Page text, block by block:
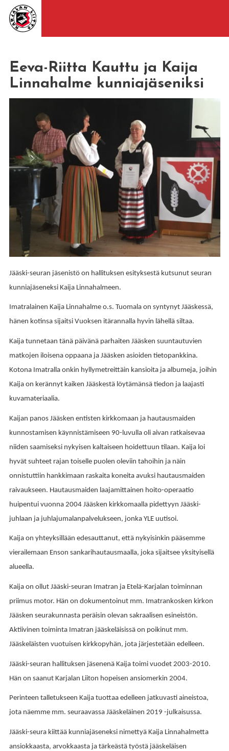
Eeva-Riitta Kauttu ja Kaija
Linnahalme kunniajäseniksi
Jääski-seuran jäsenistö on hallituksen esityksestä kutsunut seuran
kunniajäseneksi Kaija Linnahalmeen.
Imatralainen Kaija Linnahalme o.s. Tuomala on syntynyt Jääskessä,
hänen kotinsa sijaitsi Vuoksen itärannalla hyvin lähellä siltaa.
Kaija tunnetaan tänä päivänä parhaiten Jääsken suuntautuvien
matkojen iloisena oppaana ja Jääsken asioiden tietopankkina.
Kotona Imatralla onkin hyllymetreittäin kansioita ja albumeja, joihin
Kaija on kerännyt kaiken Jääskestä löytämänsä tiedon ja laajasti
kuvamateriaalia.
Kaijan panos Jääsken entisten kirkkomaan ja hautausmaiden
kunnostamisen käynnistämiseen 90-luvulla oli aivan ratkaisevaa
niiden saamiseksi nykyisen kaltaiseen hoidettuun tilaan. Kaija loi
hyvät suhteet rajan toiselle puolen oleviin tahoihin ja näin
onnistuttiin hankkimaan raskaita koneita avuksi hautausmaiden
raivaukseen. Hautausmaiden laajamittainen hoito-operaatio
huipentui vuonna 2004 Jääsken kirkkomaalla pidettyyn Jääski-
juhlaan ja juhlajumalanpalvelukseen, jonka YLE uutisoi.
Kaija on yhteyksillään edesauttanut, että nykyisinkin pääsemme
vierailemaan Enson sankarihautausmaalla, joka sijaitsee yksityisellä
alueella.
Kaija on ollut Jääski-seuran Imatran ja Etelä-Karjalan toiminnan
priimus motor. Hän on dokumentoinut mm. Imatrankosken kirkon
Jääsken seurakunnasta peräisin olevan sakraalisen esineistön.
Aktiivinen toiminta Imatran jääskeläisissä on poikinut mm.
Jääskeläisten vuotuisen kirkkopyhän, jota järjestetään edelleen.
Jääski-seuran hallituksen jäsenenä Kaija toimi vuodet 2003-2010.
Hän on saanut Karjalan Liiton hopeisen ansiomerkin 2004.
Perinteen talletukseen Kaija tuottaa edelleen jatkuvasti aineistoa,
jota näemme mm. seuraavassa Jääskeläinen 2019 -julkaisussa.
Jääski-seura kiittää kunniajäseneksi nimettyä Kaija Linnahalmetta
ansiokkaasta, arvokkaasta ja tärkeästä työstä jääskeläisen